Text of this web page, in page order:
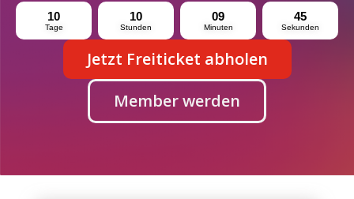
10
Tage
10
Stunden
09
Minuten
44
Sekunden
Jetzt Freiticket abholen
Member werden